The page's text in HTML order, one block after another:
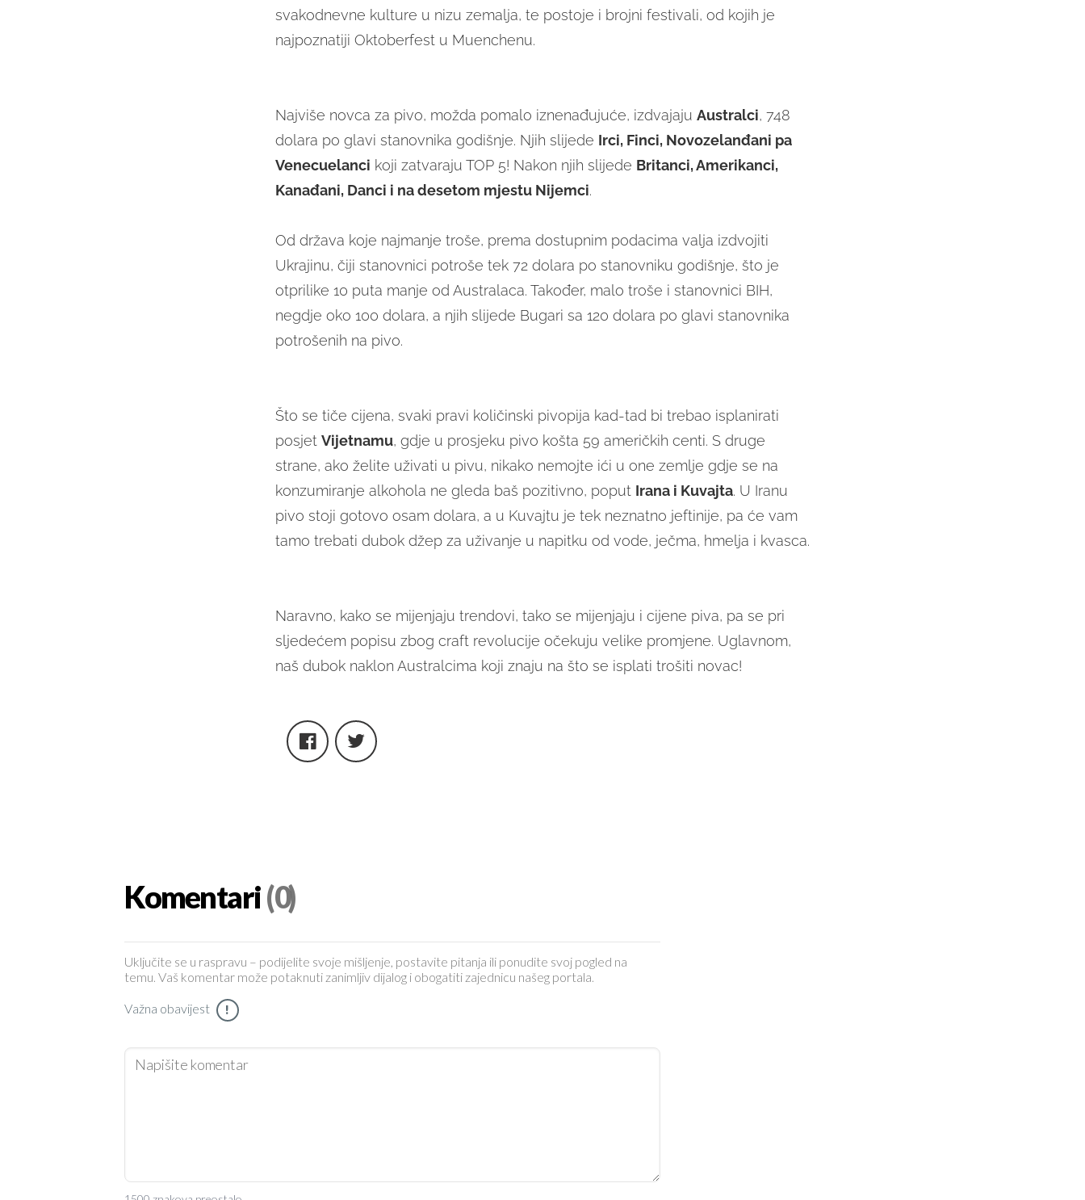
svakodnevne kulture u nizu zemalja, te postoje i brojni festivali, od kojih je
najpoznatiji Oktoberfest u Muenchenu.
Najviše novca za pivo, možda pomalo iznenađujuće, izdvajaju Australci, 748
dolara po glavi stanovnika godišnje. Njih slijede Irci, Finci, Novozelanđani pa
Venecuelanci koji zatvaraju TOP 5! Nakon njih slijede Britanci, Amerikanci,
Kanađani, Danci i na desetom mjestu Nijemci.
Od država koje najmanje troše, prema dostupnim podacima valja izdvojiti
Ukrajinu, čiji stanovnici potroše tek 72 dolara po stanovniku godišnje, što je
otprilike 10 puta manje od Australaca. Također, malo troše i stanovnici BIH,
negdje oko 100 dolara, a njih slijede Bugari sa 120 dolara po glavi stanovnika
potrošenih na pivo.
Što se tiče cijena, svaki pravi količinski pivopija kad-tad bi trebao isplanirati
posjet Vijetnamu, gdje u prosjeku pivo košta 59 američkih centi. S druge
strane, ako želite uživati u pivu, nikako nemojte ići u one zemlje gdje se na
konzumiranje alkohola ne gleda baš pozitivno, poput Irana i Kuvajta. U Iranu
pivo stoji gotovo osam dolara, a u Kuvajtu je tek neznatno jeftinije, pa će vam
tamo trebati dubok džep za uživanje u napitku od vode, ječma, hmelja i kvasca.
Naravno, kako se mijenjaju trendovi, tako se mijenjaju i cijene piva, pa se pri
sljedećem popisu zbog craft revolucije očekuju velike promjene. Uglavnom,
naš dubok naklon Australcima koji znaju na što se isplati trošiti novac!
Komentari(0)
Uključite se u raspravu – podijelite svoje mišljenje, postavite pitanja ili ponudite svoj pogled na
temu. Vaš komentar može potaknuti zanimljiv dijalog i obogatiti zajednicu našeg portala.
Važna obavijest !